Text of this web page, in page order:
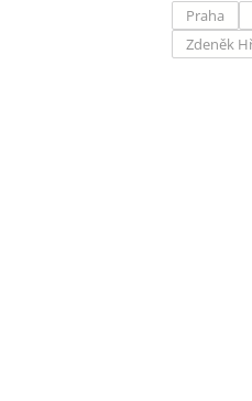
Praha
Zdeněk